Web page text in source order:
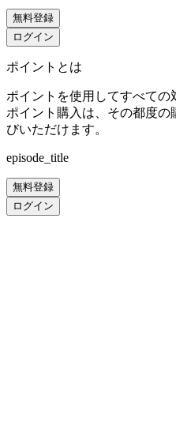
無料登録
ログイン
ポイントとは
ポイントを使用してすべての
ポイント購入は、その都度
びいただけます。
episode_title
無料登録
ログイン